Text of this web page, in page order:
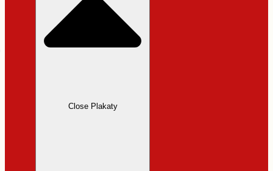
Close Plakaty